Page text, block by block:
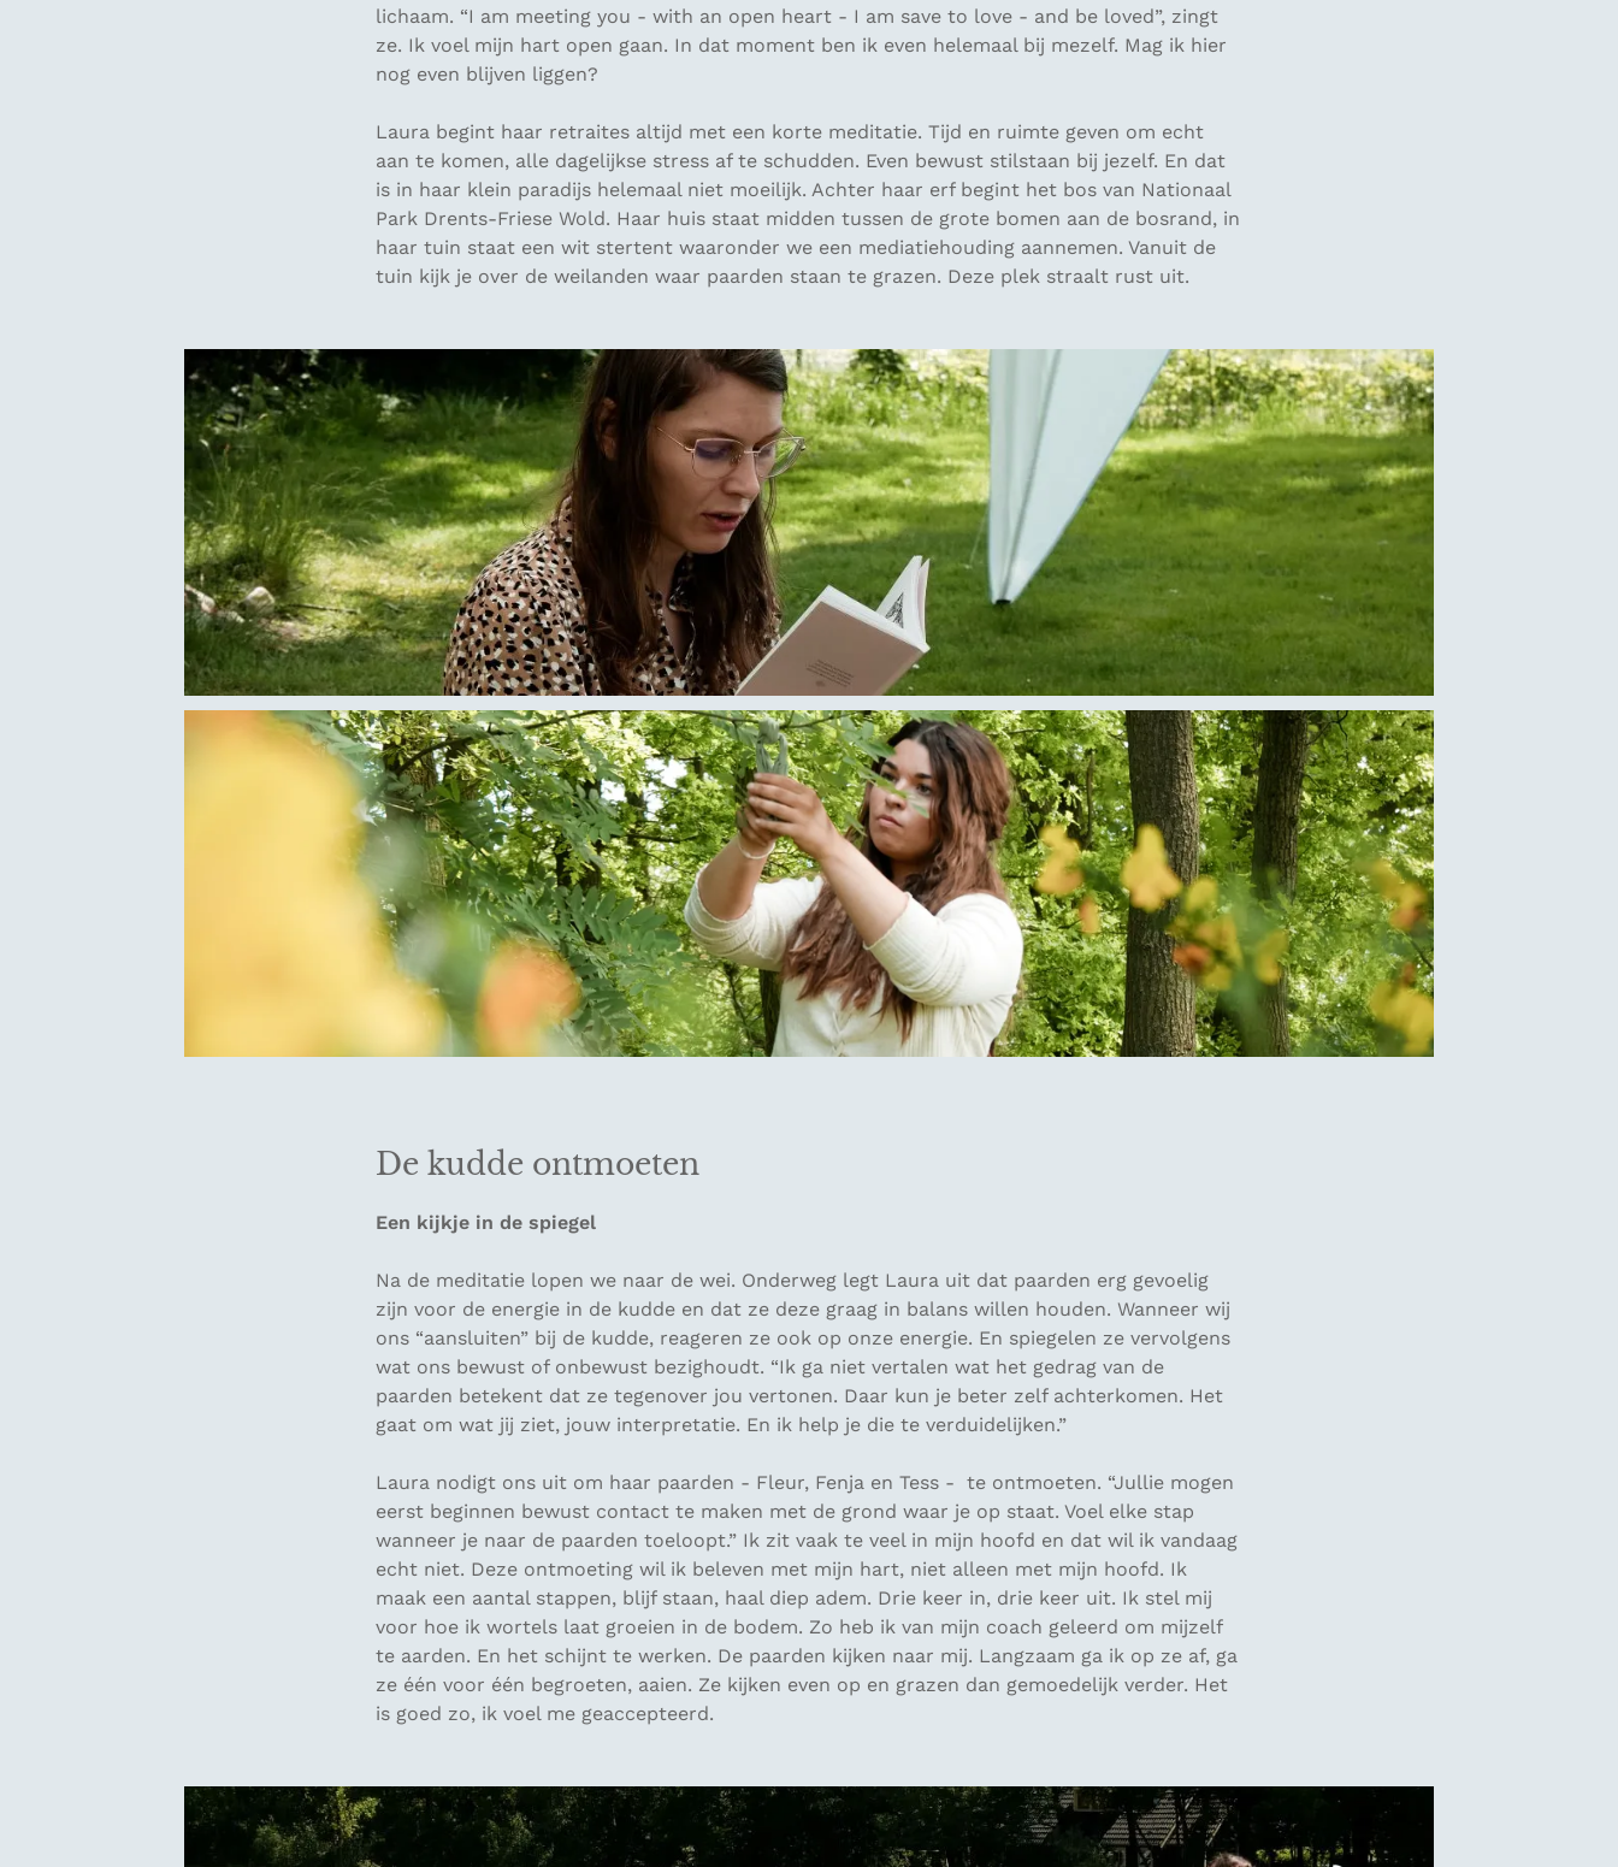
lichaam. “I am meeting you - with an open heart - I am save to love - and be loved”, zingt
ze. Ik voel mijn hart open gaan. In dat moment ben ik even helemaal bij mezelf. Mag ik hier
nog even blijven liggen?
Laura begint haar retraites altijd met een korte meditatie. Tijd en ruimte geven om echt
aan te komen, alle dagelijkse stress af te schudden. Even bewust stilstaan bij jezelf. En dat
is in haar klein paradijs helemaal niet moeilijk. Achter haar erf begint het bos van Nationaal
Park Drents-Friese Wold. Haar huis staat midden tussen de grote bomen aan de bosrand, in
haar tuin staat een wit stertent waaronder we een mediatiehouding aannemen. Vanuit de
tuin kijk je over de weilanden waar paarden staan te grazen. Deze plek straalt rust uit.
De kudde ontmoeten
Een kijkje in de spiegel
Na de meditatie lopen we naar de wei. Onderweg legt Laura uit dat paarden erg gevoelig
zijn voor de energie in de kudde en dat ze deze graag in balans willen houden. Wanneer wij
ons “aansluiten” bij de kudde, reageren ze ook op onze energie. En spiegelen ze vervolgens
wat ons bewust of onbewust bezighoudt. “Ik ga niet vertalen wat het gedrag van de
paarden betekent dat ze tegenover jou vertonen. Daar kun je beter zelf achterkomen. Het
gaat om wat jij ziet, jouw interpretatie. En ik help je die te verduidelijken.”
Laura nodigt ons uit om haar paarden - Fleur, Fenja en Tess - te ontmoeten. “Jullie mogen
eerst beginnen bewust contact te maken met de grond waar je op staat. Voel elke stap
wanneer je naar de paarden toeloopt.” Ik zit vaak te veel in mijn hoofd en dat wil ik vandaag
echt niet. Deze ontmoeting wil ik beleven met mijn hart, niet alleen met mijn hoofd. Ik
maak een aantal stappen, blijf staan, haal diep adem. Drie keer in, drie keer uit. Ik stel mij
voor hoe ik wortels laat groeien in de bodem. Zo heb ik van mijn coach geleerd om mijzelf
te aarden. En het schijnt te werken. De paarden kijken naar mij. Langzaam ga ik op ze af, ga
ze één voor één begroeten, aaien. Ze kijken even op en grazen dan gemoedelijk verder. Het
is goed zo, ik voel me geaccepteerd.